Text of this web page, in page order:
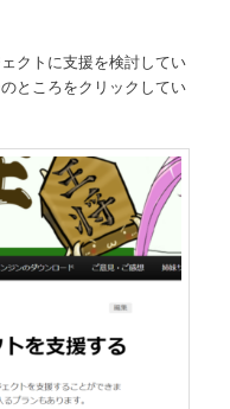
クトに支援を検討してい
ところをクリックしてい